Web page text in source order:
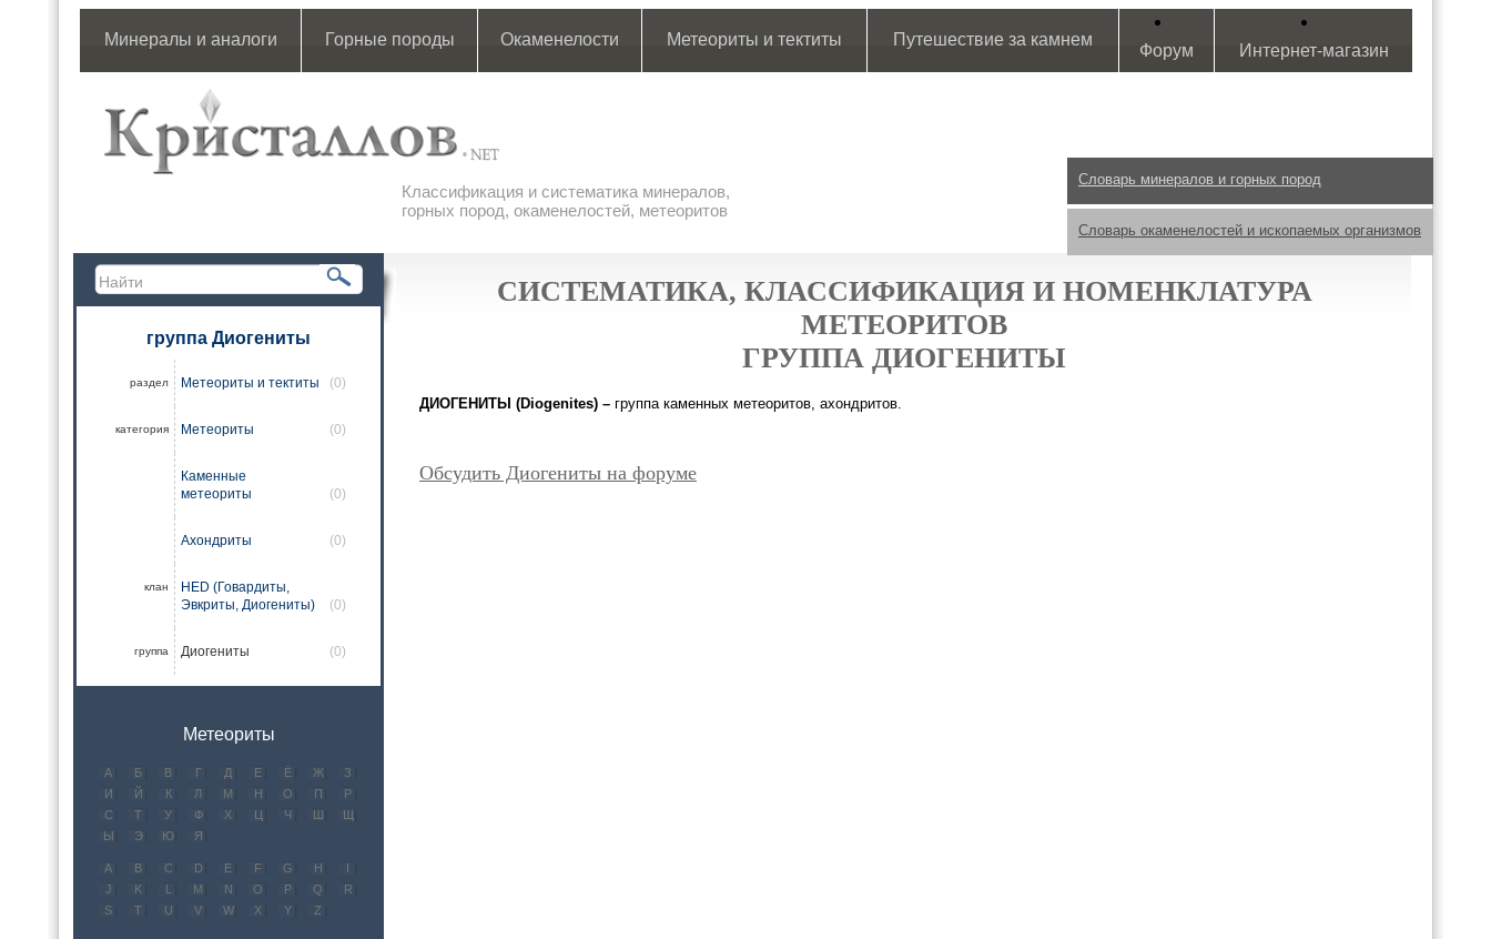
Минералы и аналоги Горные породы Окаменелости Метеориты и тектиты Путешествие за камнем
Форум Интернет-магазин
Классификация и систематика минералов,
горных пород, окаменелостей, метеоритов
Словарь минералов и горных пород
Словарь окаменелостей и ископаемых организмов
группа Диогениты
раздел Метеориты и тектиты (0)
категория Метеориты (0)
Каменные
метеориты
(0)
Ахондриты (0)
клан
HED (Говардиты,
Эвкриты, Диогениты)
(0)
группа Диогениты (0)
Метеориты
А Б В Г Д Е Ё Ж
З
И
Й К Л М Н О П
Р
С
Т У Ф Х Ц Ч Ш
Щ
Ы
Э Ю Я
A B C D E F G H
I
J
K L M N O P Q
R
S
T U V W X Y Z
СИСТЕМАТИКА, КЛАССИФИКАЦИЯ И НОМЕНКЛАТУРА
МЕТЕОРИТОВ
ГРУППА ДИОГЕНИТЫ
ДИОГЕНИТЫ (Diogenites) – группа каменных метеоритов, ахондритов.
Обсудить Диогениты на форуме